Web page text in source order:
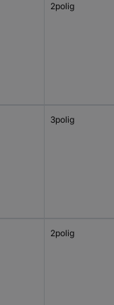
2polig
3polig
2polig